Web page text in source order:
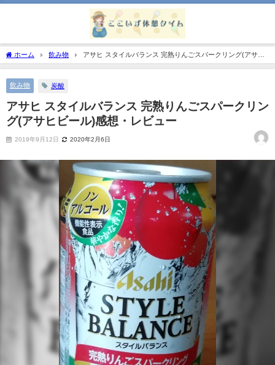
ホーム 飲み物
アサヒ スタイルバランス 完熟りんごスパークリング(アサヒ
ビール)感想・レビュー
飲み物 炭酸
アサヒ スタイルバランス 完熟りんごスパークリン
グ(アサヒビール)感想・レビュー
2019年9月12日 2020年2月6日